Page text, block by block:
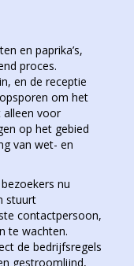
en paprika’s,
proces.
en de receptie
om het
alleen voor
op het gebied
van wet- en
nu
stuurt
contactpersoon,
te wachten.
de bedrijfsregels
gestroomlijnd,